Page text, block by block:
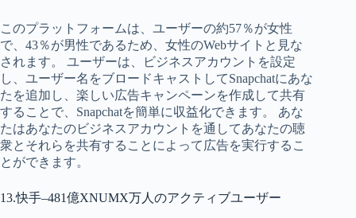
このプラットフォームは、ユーザーの約57％が女性
で、43％が男性であるため、女性のWebサイトと見な
されます。 ユーザーは、ビジネスアカウントを設定
し、ユーザー名をブロードキャストしてSnapchatにあな
たを追加し、楽しい広告キャンペーンを作成して共有
することで、Snapchatを簡単に収益化できます。 あな
たはあなたのビジネスアカウントを通してあなたの聴
衆とそれらを共有することによって広告を実行するこ
とができます。
13.快手–481億XNUMX万人のアクティブユーザー